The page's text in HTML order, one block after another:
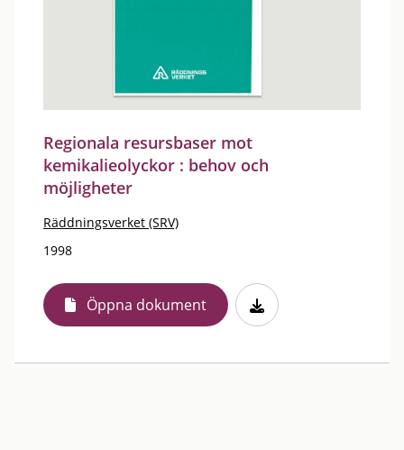
Regionala resursbaser mot
kemikalieolyckor : behov och
möjligheter
Räddningsverket (SRV)
1998
Öppna dokument